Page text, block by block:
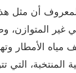
أن مثل هذه
غير
مياه الأمطار
المنتخبة،